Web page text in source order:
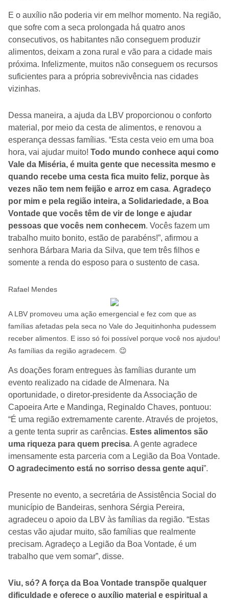
E o auxílio não poderia vir em melhor momento. Na região,
que sofre com a seca prolongada há quatro anos
consecutivos, os habitantes não conseguem produzir
alimentos, deixam a zona rural e vão para a cidade mais
próxima. Infelizmente, muitos não conseguem os recursos
suficientes para a própria sobrevivência nas cidades
vizinhas.
Dessa maneira, a ajuda da LBV proporcionou o conforto
material, por meio da cesta de alimentos, e renovou a
esperança dessas famílias. “Esta cesta veio em uma boa
hora, vai ajudar muito! Todo mundo conhece aqui como
Vale da Miséria, é muita gente que necessita mesmo e
quando recebe uma cesta fica muito feliz, porque às
vezes não tem nem feijão e arroz em casa. Agradeço
por mim e pela região inteira, a Solidariedade, a Boa
Vontade que vocês têm de vir de longe e ajudar
pessoas que vocês nem conhecem. Vocês fazem um
trabalho muito bonito, estão de parabéns!”, afirmou a
senhora Bárbara Maria da Silva, que tem três filhos e
somente a renda do esposo para o sustento de casa.
Rafael Mendes
A LBV promoveu uma ação emergencial e fez com que as
famílias afetadas pela seca no Vale do Jequitinhonha pudessem
receber alimentos. E isso só foi possível porque você nos ajudou!
As famílias da região agradecem. 😉
As doações foram entregues às famílias durante um
evento realizado na cidade de Almenara. Na
oportunidade, o diretor-presidente da Associação de
Capoeira Arte e Mandinga, Reginaldo Chaves, pontuou:
“É uma região extremamente carente. Através de projetos,
a gente tenta suprir as carências. Estes alimentos são
uma riqueza para quem precisa. A gente agradece
imensamente esta parceria com a Legião da Boa Vontade.
O agradecimento está no sorriso dessa gente aqui”.
Presente no evento, a secretária de Assistência Social do
município de Bandeiras, senhora Sérgia Pereira,
agradeceu o apoio da LBV às famílias da região. “Estas
cestas vão ajudar muito, são famílias que realmente
precisam. Agradeço a Legião da Boa Vontade, é um
trabalho que vem somar”, disse.
Viu, só? A força da Boa Vontade transpõe qualquer
dificuldade e oferece o auxílio material e espiritual a